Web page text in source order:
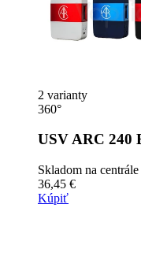
2 varianty
360°
USV ARC 240
Skladom na centrále
36,45 €
Kúpiť